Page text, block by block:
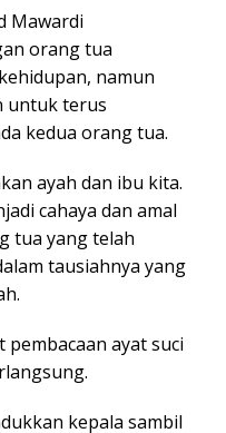
Mawardi
orang tua
namun
untuk terus
kedua orang tua.
ayah dan ibu kita.
cahaya dan amal
tua yang telah
tausiahnya yang
pembacaan ayat suci
kepala sambil